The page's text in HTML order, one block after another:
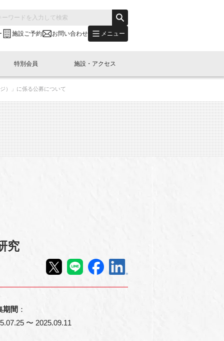
施設ご予約 お問い合わせ メニュー
別会員開催
展・参加
"LINK-BioBAY TOKYO"？
(News Letter)
コラム
ュース・事業紹介
ベント
LINK-J WEST
容
本橋エリアについて
特別会員
し込み
施設・アクセス
予約
）」に係る公募について
究
期間 ：
〜 2025.09.11